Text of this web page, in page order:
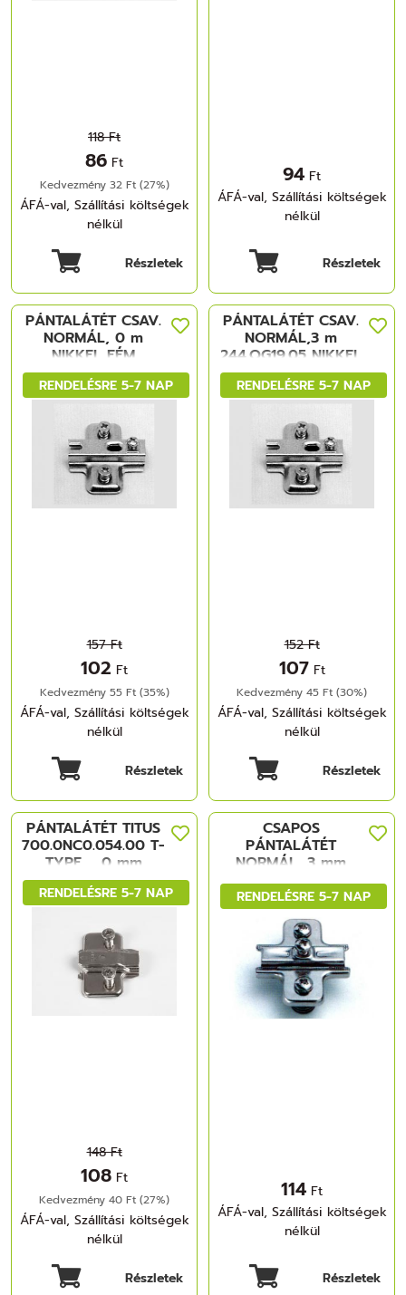
118 Ft
86 Ft
Kedvezmény 32 Ft (27%)
ÁFÁ-val, Szállítási költségek
nélkül
Részletek
94 Ft
ÁFÁ-val, Szállítási költségek
nélkül
Részletek
RENDELÉSRE 5-7 NAP
PÁNTALÁTÉT CSAV.
NORMÁL, 0 m
NIKKEL FÉM
157 Ft
102 Ft
Kedvezmény 55 Ft (35%)
ÁFÁ-val, Szállítási költségek
nélkül
Részletek
RENDELÉSRE 5-7 NAP
PÁNTALÁTÉT CSAV.
NORMÁL,3 m
244.OG19.05 NIKKEL
FÉM
152 Ft
107 Ft
Kedvezmény 45 Ft (30%)
ÁFÁ-val, Szállítási költségek
nélkül
Részletek
RENDELÉSRE 5-7 NAP
PÁNTALÁTÉT TITUS
700.0NC0.054.00 T-
TYPE, , 0 mm
EUROCSAVARRAL
NIKKEL
148 Ft
108 Ft
Kedvezmény 40 Ft (27%)
ÁFÁ-val, Szállítási költségek
nélkül
Részletek
RENDELÉSRE 5-7 NAP
CSAPOS
PÁNTALÁTÉT
NORMÁL, 3 mm
B2V7H39 NIKKEL
FÉM
114 Ft
ÁFÁ-val, Szállítási költségek
nélkül
Részletek